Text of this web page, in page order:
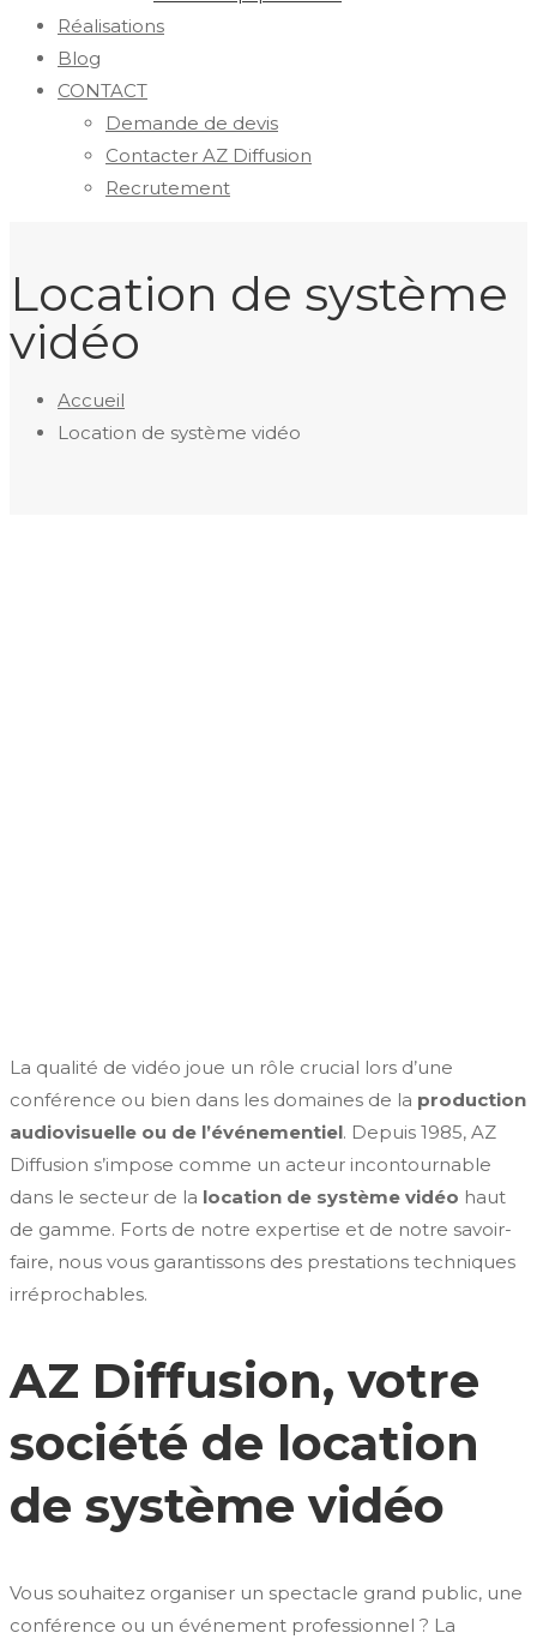
Réalisations
Blog
CONTACT
Demande de devis
Contacter AZ Diffusion
Recrutement
Location de système
vidéo
Accueil
Location de système vidéo
La qualité de vidéo joue un rôle crucial lors d’une
conférence ou bien dans les domaines de la production
audiovisuelle ou de l’événementiel. Depuis 1985, AZ
Diffusion s’impose comme un acteur incontournable
dans le secteur de la location de système vidéo haut
de gamme. Forts de notre expertise et de notre savoir-
faire, nous vous garantissons des prestations techniques
irréprochables.
AZ Diffusion, votre
société de location
de système vidéo
Vous souhaitez organiser un spectacle grand public, une
conférence ou un événement professionnel ? La